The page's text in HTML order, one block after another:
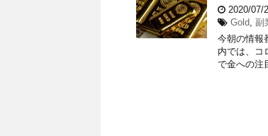
2020/07/
Gold, 副
今朝の情報
内では、コ
で金への注